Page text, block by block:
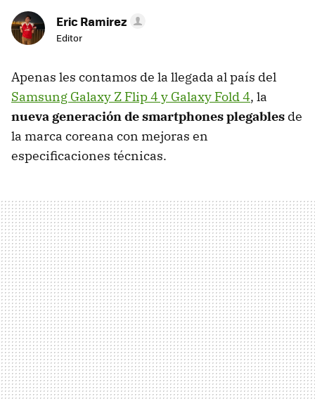
Eric Ramirez
Editor
Apenas les contamos de la llegada al país del
Samsung Galaxy Z Flip 4 y Galaxy Fold 4, la
nueva generación de smartphones plegables de
la marca coreana con mejoras en
especificaciones técnicas.